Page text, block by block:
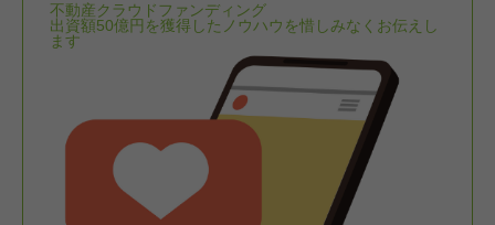
不動産クラウドファンディング
出資額50億円を獲得したノウハウを惜しみなくお伝えし
ます